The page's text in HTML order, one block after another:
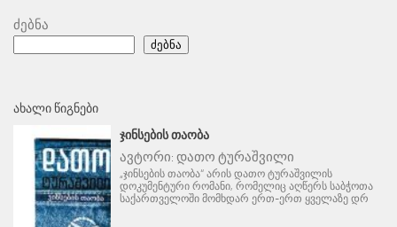
ძებნა
ძებნა
ᲐᲮᲐᲚᲘ ᲬᲘᲒᲜᲔᲑᲘ
ᲯᲘᲜᲡᲔᲑᲘᲡ ᲗᲐᲝᲑᲐ
ავტორი: დათო ტურაშვილი
„ჯინსების თაობა“ არის დათო ტურაშვილის
დოკუმენტური რომანი, რომელიც აღწერს საბჭოთა
საქართველოში მომხდარ ერთ-ერთ ყველაზე დრ